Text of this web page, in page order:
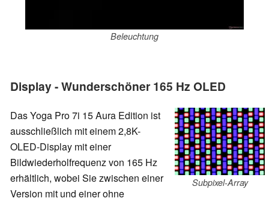
Beleuchtung
Display - Wunderschöner 165 Hz OLED
Subpixel-Array
Das Yoga Pro 7i 15 Aura Edition ist
ausschließlich mit einem 2,8K-
OLED-Display mit einer
Bildwiederholfrequenz von 165 Hz
erhältlich, wobei Sie zwischen einer
Version mit und einer ohne